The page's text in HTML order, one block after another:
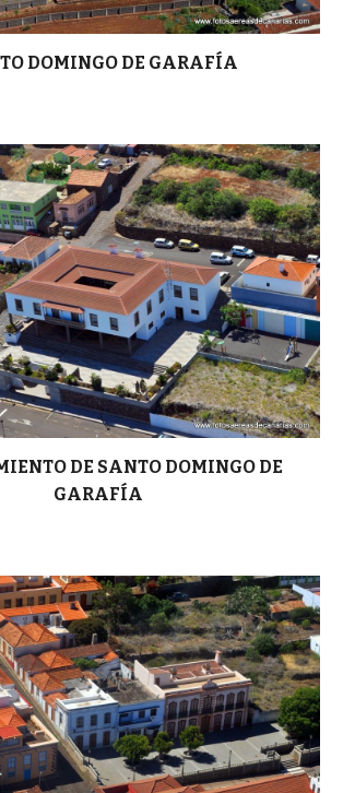
DOMINGO DE GARAFÍA
DE SANTO DOMINGO DE
GARAFÍA